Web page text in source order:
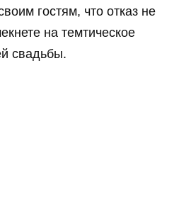
гостям, что отказ не
на темтическое
свадьбы.